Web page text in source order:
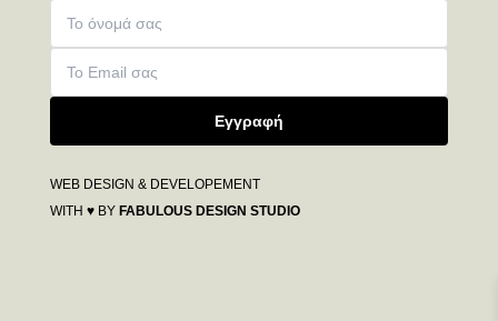
Εγγραφή
WEB DESIGN & DEVELOPEMENT
WITH ♥ BY FABULOUS DESIGN STUDIO